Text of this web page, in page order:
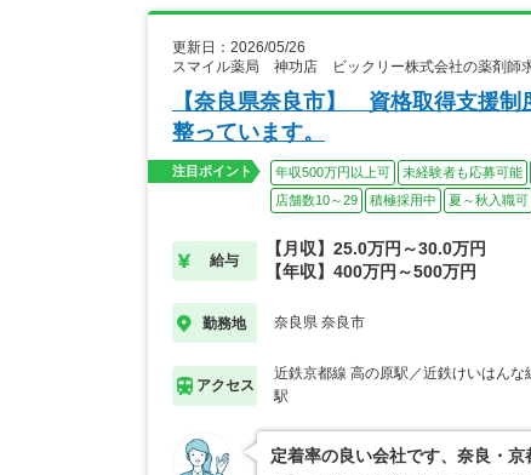
更新日：2026/05/26
スマイル薬局 神功店 ビックリー株式会社の薬剤師
【奈良県奈良市】 資格取得支援
整っています。
注目ポイント 年収500万円以上可 未経験者も応募可能
店舗数10～29
積極採用中 夏～秋入職可
給与
【月収】25.0万円～30.0万円
【年収】400万円～500万円
勤務地 奈良県 奈良市
アクセス
近鉄京都線 高の原駅／近鉄けいはんな
駅
定着率の良い会社です、奈良・